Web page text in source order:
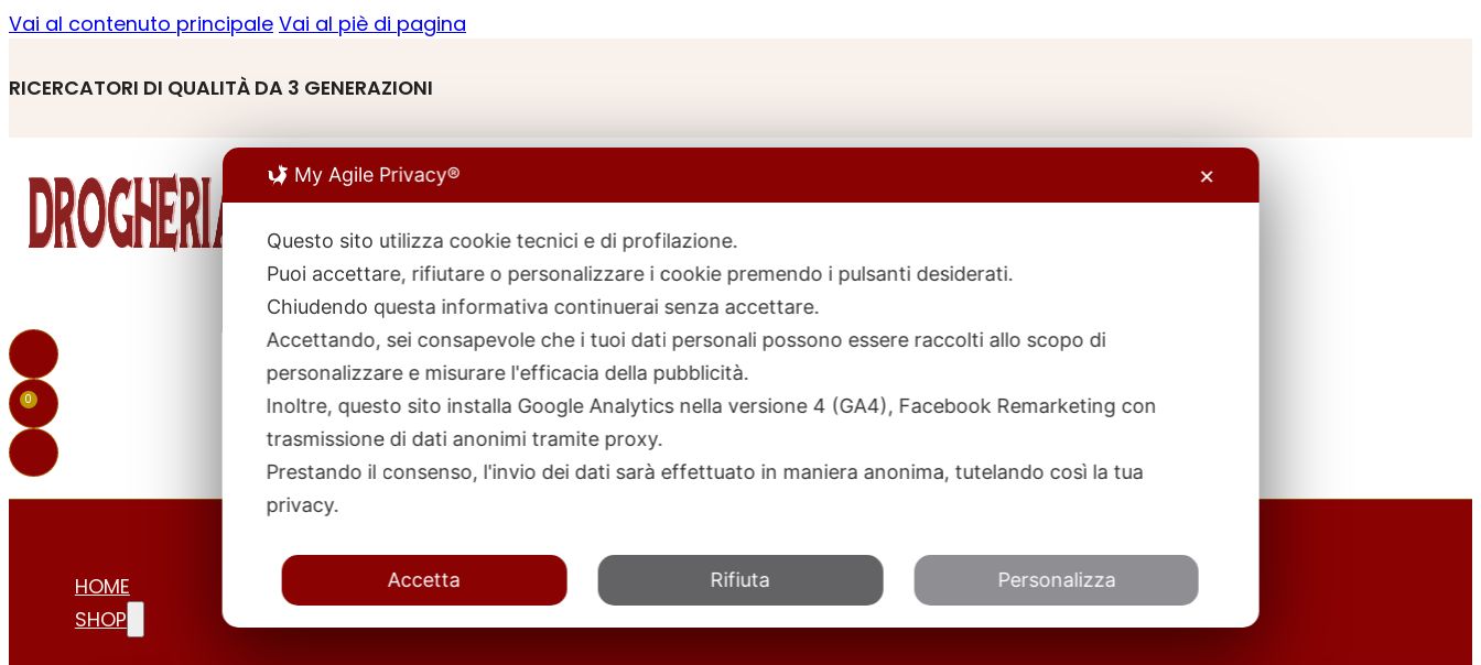
Vai al contenuto principale Vai al piè di pagina
RICERCATORI DI QUALITÀ DA 3 GENERAZIONI
Ricerca
prodotti
0
HOME
SHOP
My Agile Privacy® ✕
Questo sito utilizza cookie tecnici e di profilazione.
Puoi accettare, rifiutare o personalizzare i cookie premendo i pulsanti desiderati.
Chiudendo questa informativa continuerai senza accettare.
Accettando, sei consapevole che i tuoi dati personali possono essere raccolti allo scopo di
personalizzare e misurare l'efficacia della pubblicità.
Inoltre, questo sito installa Google Analytics nella versione 4 (GA4), Facebook Remarketing con
trasmissione di dati anonimi tramite proxy.
Prestando il consenso, l'invio dei dati sarà effettuato in maniera anonima, tutelando così la tua
privacy.
Accetta Rifiuta Personalizza